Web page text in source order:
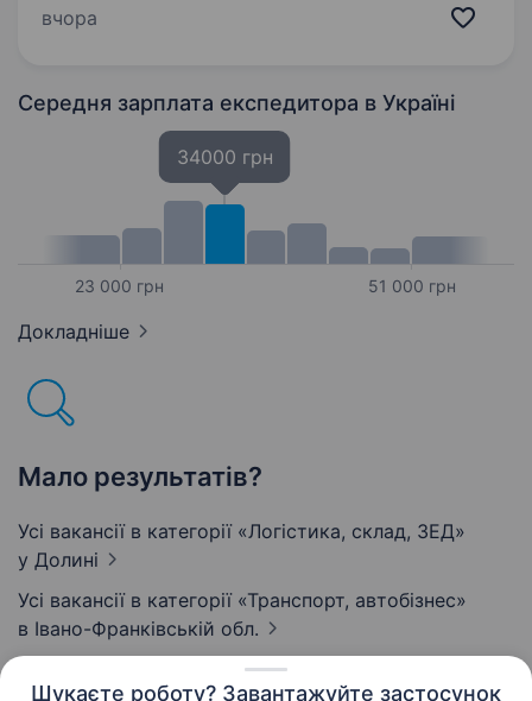
Шукаєте роботу? Завантажуйте застосунок
порядність; бажання працювати водійське
вчора
Середня зарплата експедитора в Україні
23 000 грн
34000 грн
51 000 грн
Докладніше
Мало результатів?
Усі вакансії в категорії «Логістика, склад, ЗЕД»
у Долині
Усі вакансії в категорії «Транспорт, автобізнес»
в Івано-Франківській обл.